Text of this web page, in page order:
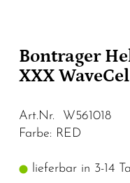
Bontrager
XXX
Art.Nr. W561018
Farbe: RED
lieferbar in 3-14